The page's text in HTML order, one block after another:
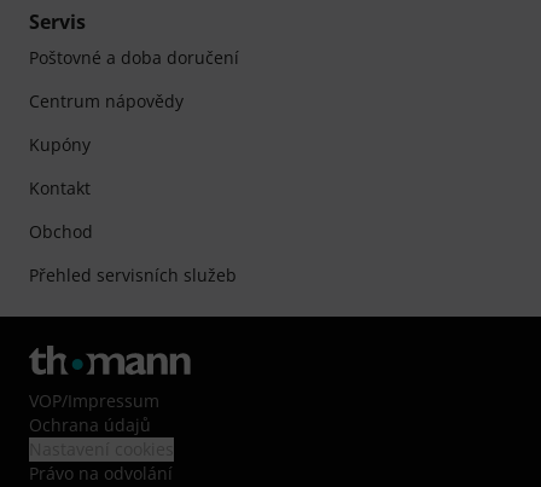
Servis
Poštovné a doba doručení
Centrum nápovědy
Kupóny
Kontakt
Obchod
Přehled servisních služeb
VOP/Impressum
Ochrana údajů
Právo na odvolání